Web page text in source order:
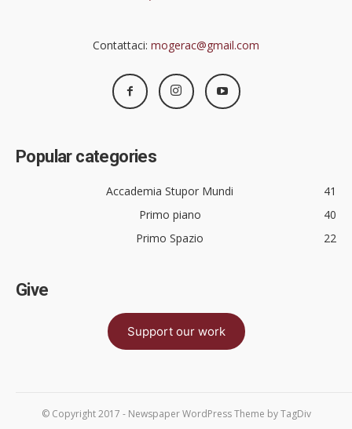
Contattaci: mogerac@gmail.com
Popular categories
Accademia Stupor Mundi
41
Primo piano
40
Primo Spazio
22
Give
Support our work
© Copyright 2017 - Newspaper WordPress Theme by TagDiv